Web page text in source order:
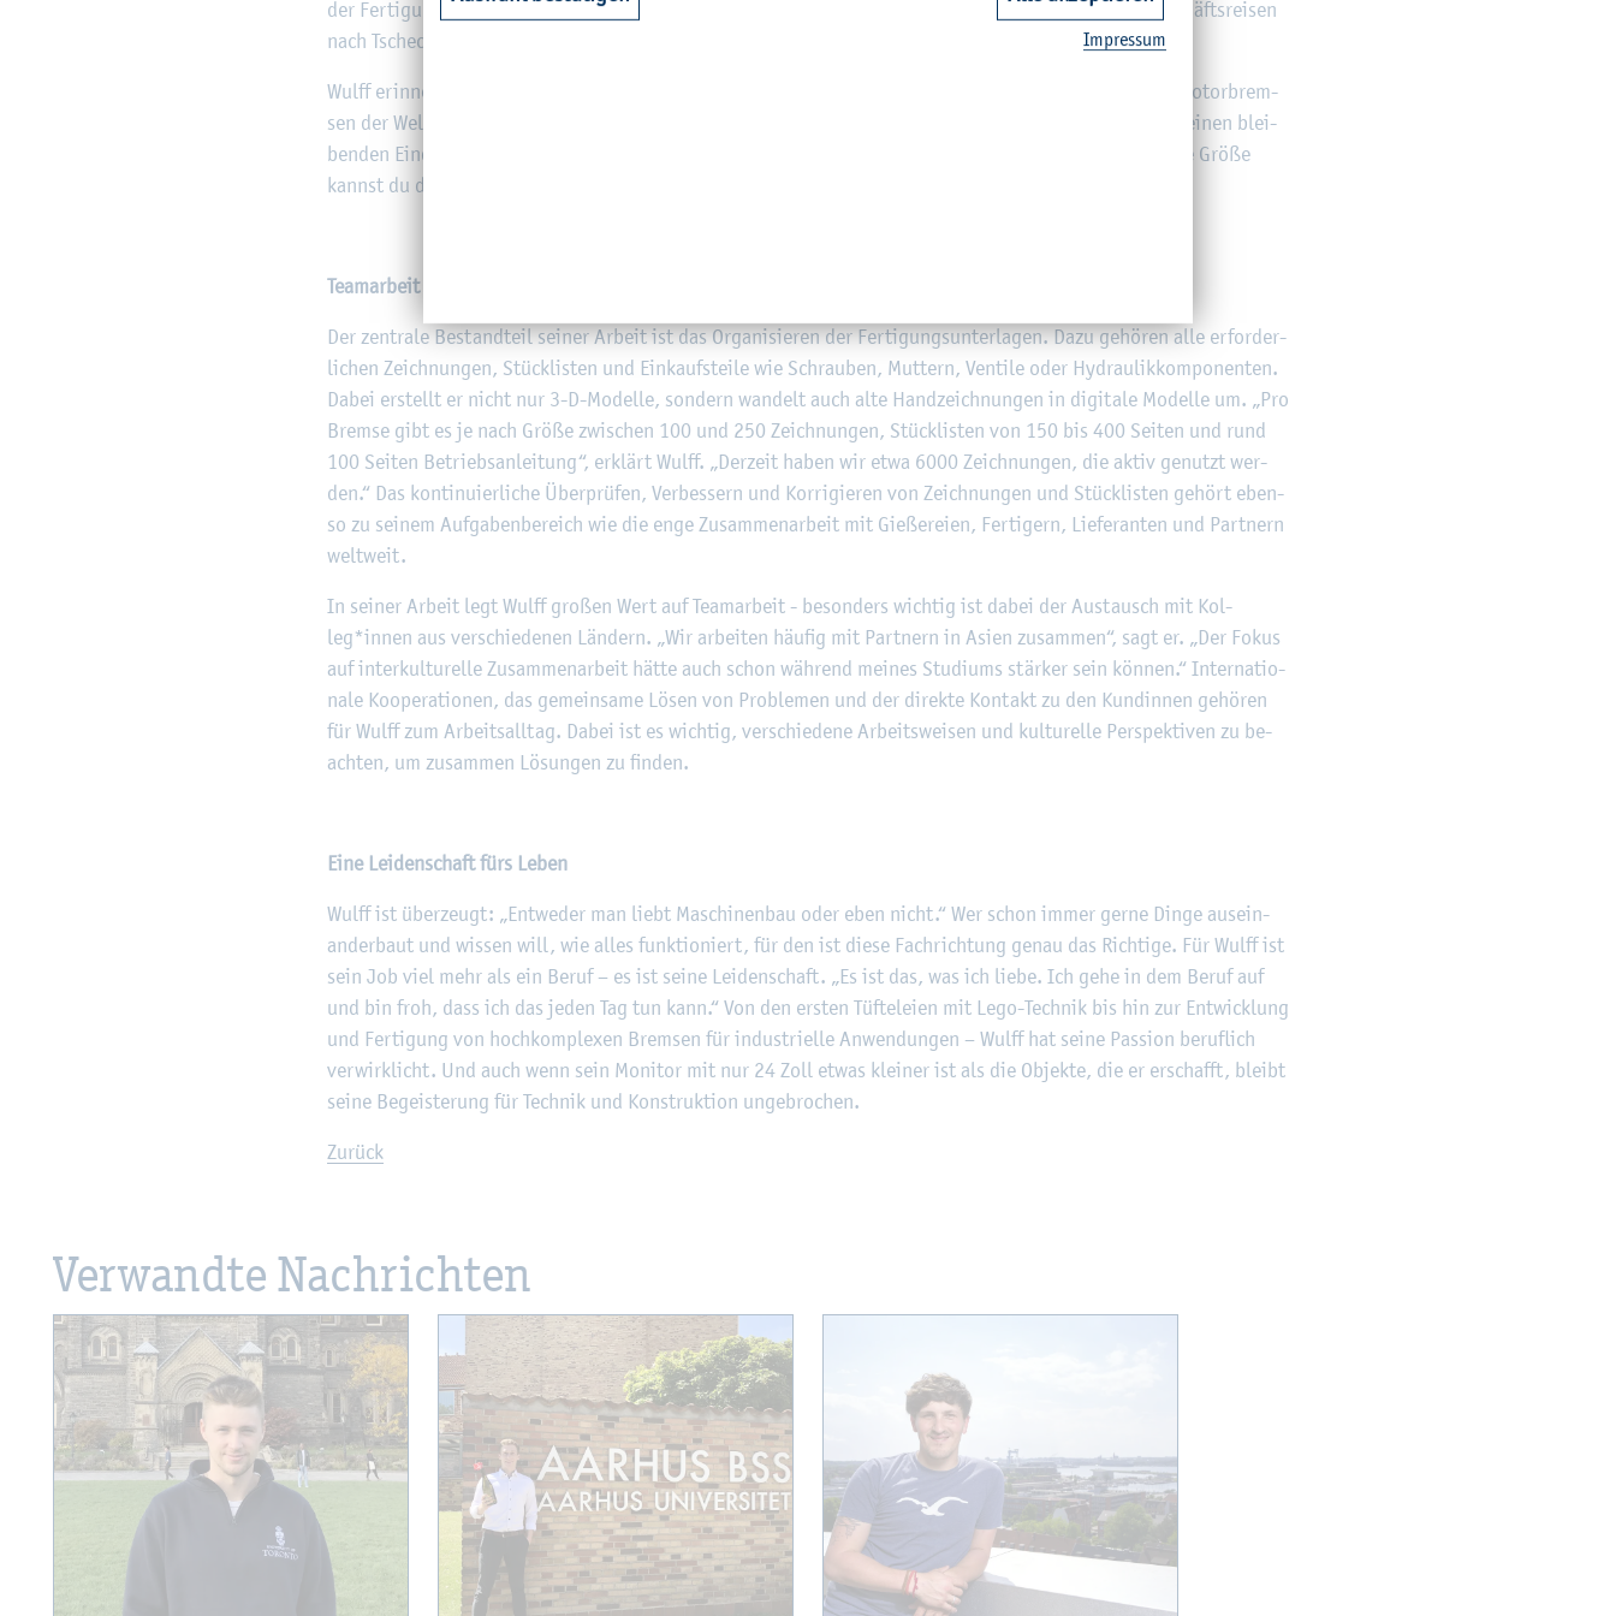
der Fer­ti­gung und dem Ser­vice ein­ge­hen oder Zeich­nun­gen und Stück­lis­ten er­stel­len. Aber auch Ge­schäfts­rei­sen
nach Tsche­chi­en, Un­garn, Korea, Japan oder China ge­hö­ren hin und wie­der dazu.“
Wulff er­in­nert sich gerne an eine Ge­schäfts­rei­se nach Süd­ko­rea zu­rück, bei der er die grö­ß­ten Schiffs­mo­tor­brem­
sen der Welt ge­se­hen hat – bis zu vier Meter hoch und 250 Ton­nen schwer. Diese Er­fah­rung hin­ter­ließ einen blei­
ben­den Ein­druck: „Das ist ein­fach un­vor­stell­bar, wenn du diese Brem­sen in der Fer­ti­gung siehst. Diese Größe
kannst du dir im Stu­di­um noch gar nicht aus­ma­len“, sagt er.
Team­ar­beit und in­ter­kul­tu­rel­le Zu­sam­men­ar­beit
Der zen­tra­le Be­stand­teil sei­ner Ar­beit ist das Or­ga­ni­sie­ren der Fer­ti­gungs­un­ter­la­gen. Dazu ge­hö­ren alle er­for­der­
li­chen Zeich­nun­gen, Stück­lis­ten und Ein­kaufs­tei­le wie Schrau­ben, Mut­tern, Ven­ti­le oder Hy­drau­lik­kom­po­nen­ten.
Dabei er­stellt er nicht nur 3-D-Mo­del­le, son­dern wan­delt auch alte Hand­zeich­nun­gen in di­gi­ta­le Mo­del­le um. „Pro
Brem­se gibt es je nach Größe zwi­schen 100 und 250 Zeich­nun­gen, Stück­lis­ten von 150 bis 400 Sei­ten und rund
100 Sei­ten Be­triebs­an­lei­tung“, er­klärt Wulff. „Der­zeit haben wir etwa 6000 Zeich­nun­gen, die aktiv ge­nutzt wer­
den.“ Das kon­ti­nu­ier­li­che Über­prü­fen, Ver­bes­sern und Kor­ri­gie­ren von Zeich­nun­gen und Stück­lis­ten ge­hört eben­
so zu sei­nem Auf­ga­ben­be­reich wie die enge Zu­sam­men­ar­beit mit Gie­ße­rei­en, Fer­ti­gern, Lie­fe­ran­ten und Part­nern
welt­weit.
In sei­ner Ar­beit legt Wulff gro­ßen Wert auf Team­ar­beit - be­son­ders wich­tig ist dabei der Aus­tausch mit Kol­
leg*innen aus ver­schie­de­nen Län­dern. „Wir ar­bei­ten häu­fig mit Part­nern in Asien zu­sam­men“, sagt er. „Der Fokus
auf in­ter­kul­tu­rel­le Zu­sam­men­ar­beit hätte auch schon wäh­rend mei­nes Stu­di­ums stär­ker sein kön­nen.“ In­ter­na­tio­
na­le Ko­ope­ra­tio­nen, das ge­mein­sa­me Lösen von Pro­ble­men und der di­rek­te Kon­takt zu den Kun­din­nen ge­hö­ren
für Wulff zum Ar­beits­all­tag. Dabei ist es wich­tig, ver­schie­de­ne Ar­beits­wei­sen und kul­tu­rel­le Per­spek­ti­ven zu be­
ach­ten, um zu­sam­men Lö­sun­gen zu fin­den.
Eine Lei­den­schaft fürs Leben
Wulff ist über­zeugt: „Ent­we­der man liebt Ma­schi­nen­bau oder eben nicht.“ Wer schon immer gerne Dinge aus­ein­
an­der­baut und wis­sen will, wie alles funk­tio­niert, für den ist diese Fach­rich­tung genau das Rich­ti­ge. Für Wulff ist
sein Job viel mehr als ein Beruf – es ist seine Lei­den­schaft. „Es ist das, was ich liebe. Ich gehe in dem Beruf auf
und bin froh, dass ich das jeden Tag tun kann.“ Von den ers­ten Tüf­te­lei­en mit Lego-Tech­nik bis hin zur Ent­wick­lung
und Fer­ti­gung von hoch­kom­ple­xen Brem­sen für in­dus­tri­el­le An­wen­dun­gen – Wulff hat seine Pas­si­on be­ruf­lich
ver­wirk­licht. Und auch wenn sein Mo­ni­tor mit nur 24 Zoll etwas klei­ner ist als die Ob­jek­te, die er er­schafft, bleibt
seine Be­geis­te­rung für Tech­nik und Kon­struk­ti­on un­ge­bro­chen.
Zu­rück
Ver­wand­te Nach­rich­ten
Im­pres­sum